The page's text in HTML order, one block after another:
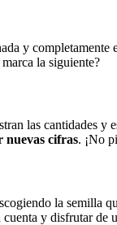
y completamente
la siguiente?
las cantidades y
nuevas cifras. ¡No
la semilla
y disfrutar de